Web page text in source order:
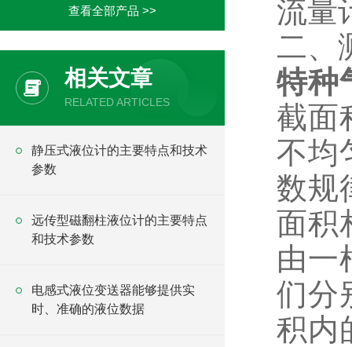
查看全部产品 >>
相关文章
RELATED ARTICLES
静压式液位计的主要特点和技术
参数
远传型磁翻柱液位计的主要特点
和技术参数
电感式液位变送器能够提供实
时、准确的液位数据
流量
二、
特种
截面
不均
数规
面积
由一
们分
积内